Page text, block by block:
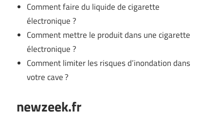
Comment faire du liquide de cigarette
électronique ?
Comment mettre le produit dans une cigarette
électronique ?
Comment limiter les risques d’inondation dans
votre cave ?
newzeek.fr